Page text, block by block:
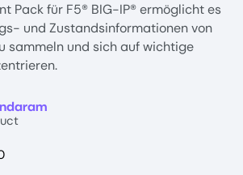
Pack für F5® BIG-IP® ermöglicht es
und Zustandsinformationen von
sammeln und sich auf wichtige